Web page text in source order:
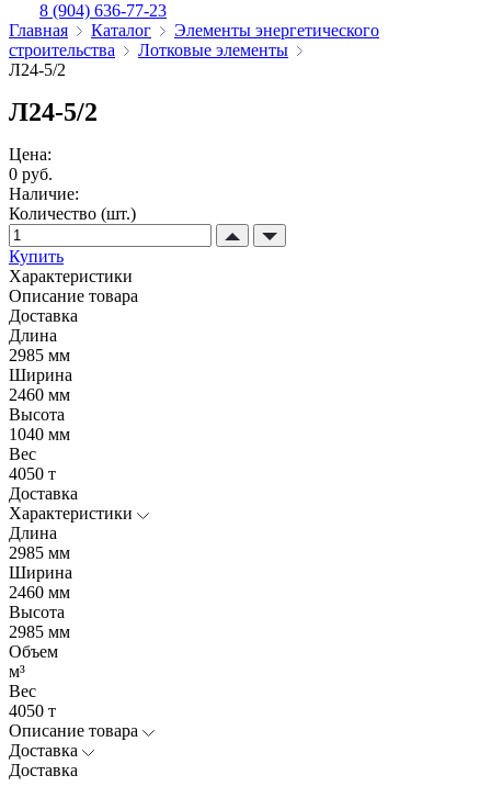
8 (904) 636-77-23
Главная
Каталог
Элементы энергетического
строительства
Лотковые элементы
Л24-5/2
Л24-5/2
Цена:
0 руб.
Наличие:
Количество (шт.)
Купить
Характеристики
Описание товара
Доставка
Длина
2985 мм
Ширина
2460 мм
Высота
1040 мм
Вес
4050 т
Доставка
Характеристики
Длина
2985 мм
Ширина
2460 мм
Высота
2985 мм
Объем
м³
Вес
4050 т
Описание товара
Доставка
Доставка